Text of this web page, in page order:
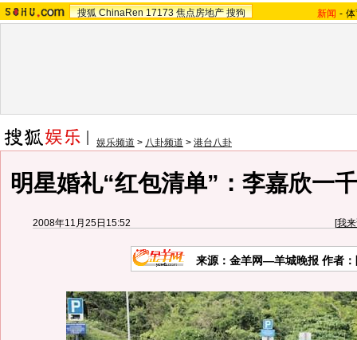
搜狐 ChinaRen 17173 焦点房地产 搜狗 新闻 -
娱乐频道 > 八卦频道 > 港台八卦
明星婚礼“红包清单”：李嘉欣一
2008年11月25日15:52 [我
来源：金羊网—羊城晚报 作者